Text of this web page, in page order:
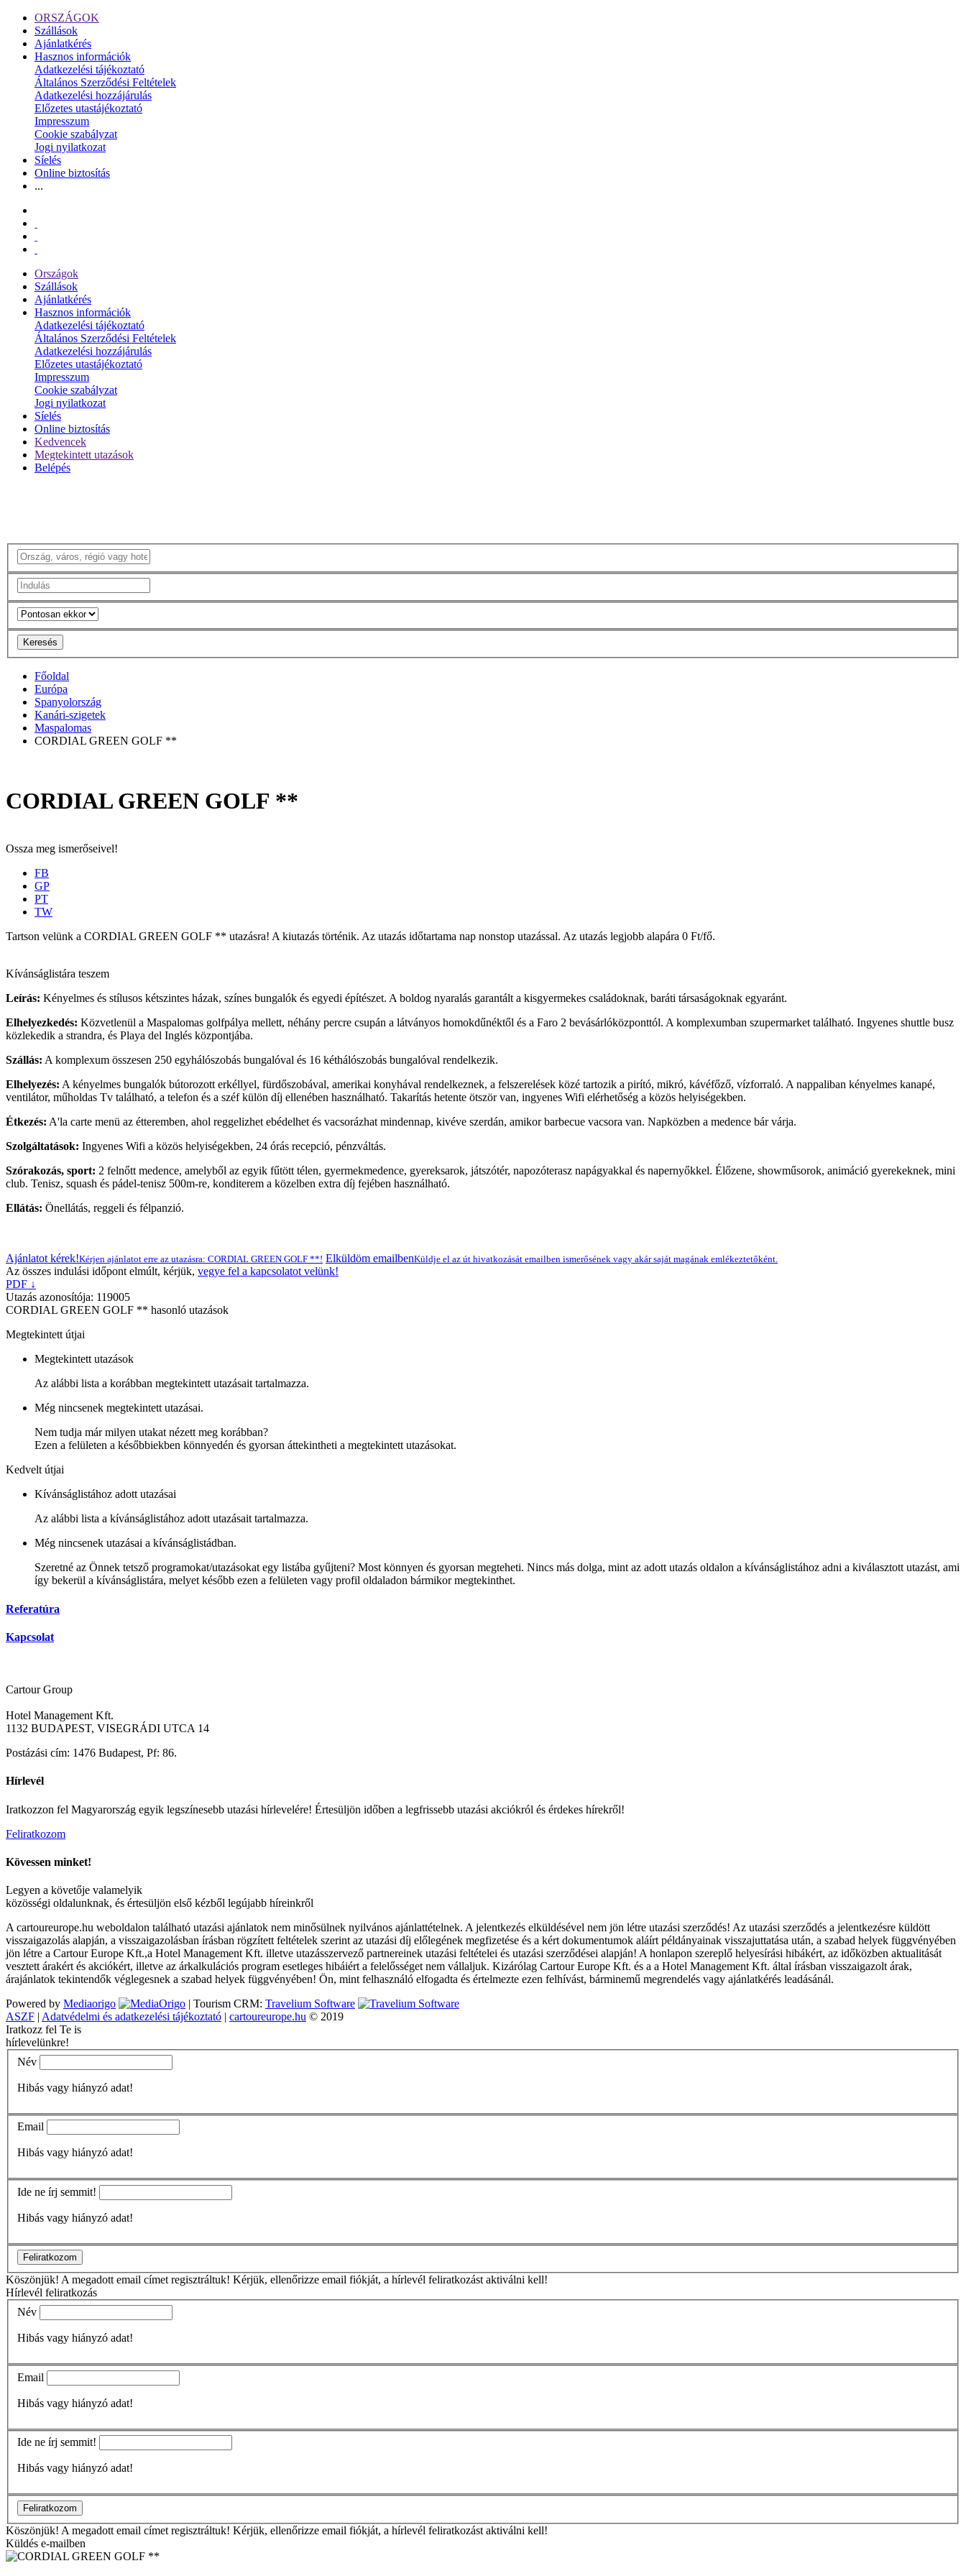
ORSZÁGOK
Szállások
Ajánlatkérés
Hasznos információk
Adatkezelési tájékoztató
Általános Szerződési Feltételek
Adatkezelési hozzájárulás
Előzetes utastájékoztató
Impresszum
Cookie szabályzat
Jogi nyilatkozat
Síelés
Online biztosítás
...
Országok
Szállások
Ajánlatkérés
Hasznos információk
Adatkezelési tájékoztató
Általános Szerződési Feltételek
Adatkezelési hozzájárulás
Előzetes utastájékoztató
Impresszum
Cookie szabályzat
Jogi nyilatkozat
Síelés
Online biztosítás
Kedvencek
Megtekintett utazások
Belépés
Keresés
Főoldal
Európa
Spanyolország
Kanári-szigetek
Maspalomas
CORDIAL GREEN GOLF **
CORDIAL GREEN GOLF **
Ossza meg ismerőseivel!
FB
GP
PT
TW
Tartson velünk a CORDIAL GREEN GOLF ** utazásra! A kiutazás történik. Az utazás időtartama nap nonstop utazással. Az utazás legjobb alapára 0 Ft/fő.
Kívánságlistára teszem
Leírás: Kényelmes és stílusos kétszintes házak, színes bungalók és egyedi építészet. A boldog nyaralás garantált a kisgyermekes családoknak, baráti társaságoknak egyaránt.
Elhelyezkedés: Közvetlenül a Maspalomas golfpálya mellett, néhány percre csupán a látványos homokdűnéktől és a Faro 2 bevásárlóközponttól. A komplexumban szupermarket található. Ingyenes shuttle busz
közlekedik a strandra, és Playa del Inglés központjába.
Szállás: A komplexum összesen 250 egyhálószobás bungalóval és 16 kéthálószobás bungalóval rendelkezik.
Elhelyezés: A kényelmes bungalók bútorozott erkéllyel, fürdőszobával, amerikai konyhával rendelkeznek, a felszerelések közé tartozik a pirító, mikró, kávéfőző, vízforraló. A nappaliban kényelmes kanapé,
ventilátor, műholdas Tv található, a telefon és a széf külön díj ellenében használható. Takarítás hetente ötször van, ingyenes Wifi elérhetőség a közös helyiségekben.
Étkezés: A'la carte menü az étteremben, ahol reggelizhet ebédelhet és vacsorázhat mindennap, kivéve szerdán, amikor barbecue vacsora van. Napközben a medence bár várja.
Szolgáltatások: Ingyenes Wifi a közös helyiségekben, 24 órás recepció, pénzváltás.
Szórakozás, sport: 2 felnőtt medence, amelyből az egyik fűtött télen, gyermekmedence, gyereksarok, játszótér, napozóterasz napágyakkal és napernyőkkel. Élőzene, showműsorok, animáció gyerekeknek, mini
club. Tenisz, squash és pádel-tenisz 500m-re, konditerem a közelben extra díj fejében használható.
Ellátás: Önellátás, reggeli és félpanzió.
Ajánlatot kérek!Kérjen ajánlatot erre az utazásra: CORDIAL GREEN GOLF **! Elküldöm emailbenKüldje el az út hivatkozását emailben ismerősének vagy akár saját magának emlékeztetőként.
Az összes indulási időpont elmúlt, kérjük, vegye fel a kapcsolatot velünk!
PDF ↓
Utazás azonosítója: 119005
CORDIAL GREEN GOLF ** hasonló utazások
Megtekintett útjai
Megtekintett utazások
Az alábbi lista a korábban megtekintett utazásait tartalmazza.
Még nincsenek megtekintett utazásai.
Nem tudja már milyen utakat nézett meg korábban?
Ezen a felületen a későbbiekben könnyedén és gyorsan áttekintheti a megtekintett utazásokat.
Kedvelt útjai
Kívánságlistához adott utazásai
Az alábbi lista a kívánságlistához adott utazásait tartalmazza.
Még nincsenek utazásai a kívánságlistádban.
Szeretné az Önnek tetsző programokat/utazásokat egy listába gyűjteni? Most könnyen és gyorsan megteheti. Nincs más dolga, mint az adott utazás oldalon a kívánságlistához adni a kiválasztott utazást, ami
így bekerül a kívánságlistára, melyet később ezen a felületen vagy profil oldaladon bármikor megtekinthet.
Referatúra
Kapcsolat
Cartour Group
Hotel Management Kft.
1132 BUDAPEST, VISEGRÁDI UTCA 14
Postázási cím: 1476 Budapest, Pf: 86.
Hírlevél
Iratkozzon fel Magyarország egyik legszínesebb utazási hírlevelére! Értesüljön időben a legfrissebb utazási akciókról és érdekes hírekről!
Feliratkozom
Kövessen minket!
Legyen a követője valamelyik
közösségi oldalunknak, és értesüljön első kézből legújabb híreinkről
A cartoureurope.hu weboldalon található utazási ajánlatok nem minősülnek nyilvános ajánlattételnek. A jelentkezés elküldésével nem jön létre utazási szerződés! Az utazási szerződés a jelentkezésre küldött
visszaigazolás alapján, a visszaigazolásban írásban rögzített feltételek szerint az utazási díj előlegének megfizetése és a kért dokumentumok aláírt példányainak visszajuttatása után, a szabad helyek függvényében
jön létre a Cartour Europe Kft.,a Hotel Management Kft. illetve utazásszervező partnereinek utazási feltételei és utazási szerződései alapján! A honlapon szereplő helyesírási hibákért, az időközben aktualitását
vesztett árakért és akciókért, illetve az árkalkulációs program esetleges hibáiért a felelősséget nem vállaljuk. Kizárólag Cartour Europe Kft. és a a Hotel Management Kft. által írásban visszaigazolt árak,
árajánlatok tekintendők véglegesnek a szabad helyek függvényében! Ön, mint felhasználó elfogadta és értelmezte ezen felhívást, bárminemű megrendelés vagy ajánlatkérés leadásánál.
Powered by Mediaorigo | Tourism CRM: Travelium Software
ASZF | Adatvédelmi és adatkezelési tájékoztató | cartoureurope.hu © 2019
Iratkozz fel Te is
hírlevelünkre!
Név
Hibás vagy hiányzó adat!
Email
Hibás vagy hiányzó adat!
Ide ne írj semmit!
Hibás vagy hiányzó adat!
Feliratkozom
Köszönjük! A megadott email címet regisztráltuk! Kérjük, ellenőrizze email fiókját, a hírlevél feliratkozást aktiválni kell!
Hírlevél feliratkozás
Név
Hibás vagy hiányzó adat!
Email
Hibás vagy hiányzó adat!
Ide ne írj semmit!
Hibás vagy hiányzó adat!
Feliratkozom
Köszönjük! A megadott email címet regisztráltuk! Kérjük, ellenőrizze email fiókját, a hírlevél feliratkozást aktiválni kell!
Küldés e-mailben